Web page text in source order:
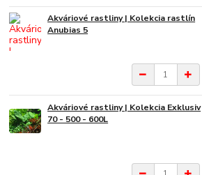
Akváriové rastliny | Kolekcia rastlín
Anubias 5
Akváriové rastliny | Kolekcia Exklusiv
70 - 500 - 600L